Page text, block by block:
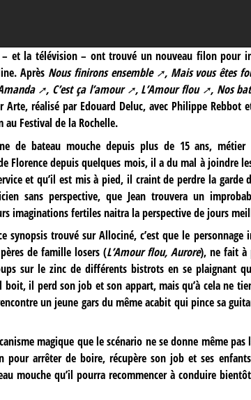
– et la télévision – ont trouvé un nouveau filon pour
Après Nous finirons ensemble , Mais vous êtes
, C’est ça l’amour , L’Amour flou , Nos
réalisé par Edouard Deluc, avec Philippe Rebbot
Festival de la Rochelle.
de bateau mouche depuis plus de 15 ans, métier
Florence depuis quelques mois, il a du mal à joindre
et qu’il est mis à pied, il craint de perdre la garde
sans perspective, que Jean trouvera un
imaginations fertiles naitra la perspective de jours
synopsis trouvé sur Allociné, c’est que le
de famille losers (L’Amour flou, Aurore), ne fait à
sur le zinc de différents bistrots en se plaignant
il perd son job et son appart, mais qu’à cela ne
un jeune gars du même acabit qui pince sa
magique que le scénario ne se donne même
pour arrêter de boire, récupère son job et ses
mouche qu’il pourra recommencer à conduire